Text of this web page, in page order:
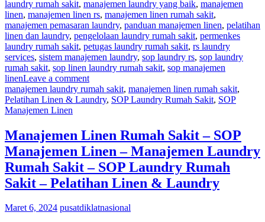
laundry rumah sakit, manajemen laundry yang baik, manajemen
linen, manajemen linen rs, manajemen linen rumah sakit,
manajemen pemasaran laundry, panduan manajemen linen, pelatihan
linen dan laundry, pengelolaan laundry rumah sakit, permenkes
laundry rumah sakit, petugas laundry rumah sakit, rs laundry
services, sistem manajemen laundry, sop laundry rs, sop laundry
rumah sakit, sop linen laundry rumah sakit, sop manajemen
linenLeave a comment
manajemen laundry rumah sakit, manajemen linen rumah sakit,
Pelatihan Linen & Laundry, SOP Laundry Rumah Sakit, SOP
Manajemen Linen
Manajemen Linen Rumah Sakit – SOP
Manajemen Linen – Manajemen Laundry
Rumah Sakit – SOP Laundry Rumah
Sakit – Pelatihan Linen & Laundry
Maret 6, 2024 pusatdiklatnasional